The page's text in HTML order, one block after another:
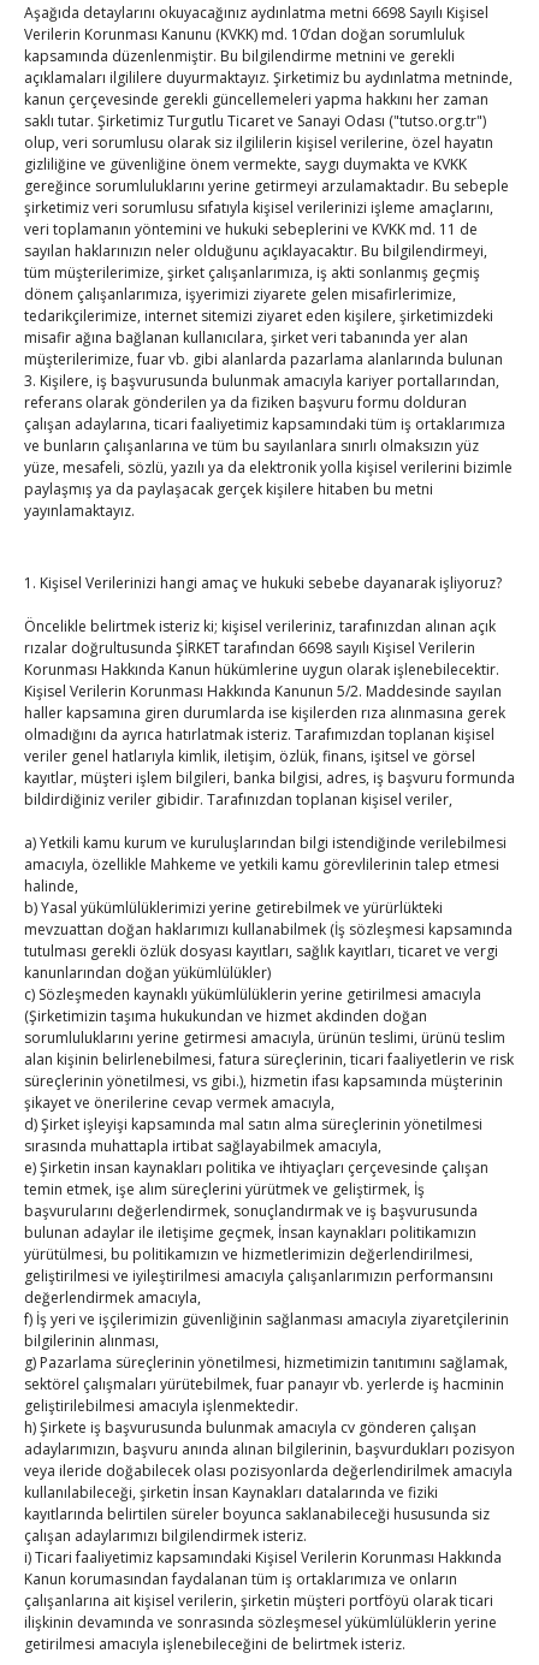
Aşağıda detaylarını okuyacağınız aydınlatma metni 6698 Sayılı Kişisel
Verilerin Korunması Kanunu (KVKK) md. 10’dan doğan sorumluluk
kapsamında düzenlenmiştir. Bu bilgilendirme metnini ve gerekli
açıklamaları ilgililere duyurmaktayız. Şirketimiz bu aydınlatma metninde,
kanun çerçevesinde gerekli güncellemeleri yapma hakkını her zaman
saklı tutar. Şirketimiz Turgutlu Ticaret ve Sanayi Odası ("tutso.org.tr")
olup, veri sorumlusu olarak siz ilgililerin kişisel verilerine, özel hayatın
gizliliğine ve güvenliğine önem vermekte, saygı duymakta ve KVKK
gereğince sorumluluklarını yerine getirmeyi arzulamaktadır. Bu sebeple
şirketimiz veri sorumlusu sıfatıyla kişisel verilerinizi işleme amaçlarını,
veri toplamanın yöntemini ve hukuki sebeplerini ve KVKK md. 11 de
sayılan haklarınızın neler olduğunu açıklayacaktır. Bu bilgilendirmeyi,
tüm müşterilerimize, şirket çalışanlarımıza, iş akti sonlanmış geçmiş
dönem çalışanlarımıza, işyerimizi ziyarete gelen misafirlerimize,
tedarikçilerimize, internet sitemizi ziyaret eden kişilere, şirketimizdeki
misafir ağına bağlanan kullanıcılara, şirket veri tabanında yer alan
müşterilerimize, fuar vb. gibi alanlarda pazarlama alanlarında bulunan
3. Kişilere, iş başvurusunda bulunmak amacıyla kariyer portallarından,
referans olarak gönderilen ya da fiziken başvuru formu dolduran
çalışan adaylarına, ticari faaliyetimiz kapsamındaki tüm iş ortaklarımıza
ve bunların çalışanlarına ve tüm bu sayılanlara sınırlı olmaksızın yüz
yüze, mesafeli, sözlü, yazılı ya da elektronik yolla kişisel verilerini bizimle
paylaşmış ya da paylaşacak gerçek kişilere hitaben bu metni
yayınlamaktayız.
1. Kişisel Verilerinizi hangi amaç ve hukuki sebebe dayanarak işliyoruz?
Öncelikle belirtmek isteriz ki; kişisel verileriniz, tarafınızdan alınan açık
rızalar doğrultusunda ŞİRKET tarafından 6698 sayılı Kişisel Verilerin
Korunması Hakkında Kanun hükümlerine uygun olarak işlenebilecektir.
Kişisel Verilerin Korunması Hakkında Kanunun 5/2. Maddesinde sayılan
haller kapsamına giren durumlarda ise kişilerden rıza alınmasına gerek
olmadığını da ayrıca hatırlatmak isteriz. Tarafımızdan toplanan kişisel
veriler genel hatlarıyla kimlik, iletişim, özlük, finans, işitsel ve görsel
kayıtlar, müşteri işlem bilgileri, banka bilgisi, adres, iş başvuru formunda
bildirdiğiniz veriler gibidir. Tarafınızdan toplanan kişisel veriler,
a) Yetkili kamu kurum ve kuruluşlarından bilgi istendiğinde verilebilmesi
amacıyla, özellikle Mahkeme ve yetkili kamu görevlilerinin talep etmesi
halinde,
b) Yasal yükümlülüklerimizi yerine getirebilmek ve yürürlükteki
mevzuattan doğan haklarımızı kullanabilmek (İş sözleşmesi kapsamında
tutulması gerekli özlük dosyası kayıtları, sağlık kayıtları, ticaret ve vergi
kanunlarından doğan yükümlülükler)
c) Sözleşmeden kaynaklı yükümlülüklerin yerine getirilmesi amacıyla
(Şirketimizin taşıma hukukundan ve hizmet akdinden doğan
sorumluluklarını yerine getirmesi amacıyla, ürünün teslimi, ürünü teslim
alan kişinin belirlenebilmesi, fatura süreçlerinin, ticari faaliyetlerin ve risk
süreçlerinin yönetilmesi, vs gibi.), hizmetin ifası kapsamında müşterinin
şikayet ve önerilerine cevap vermek amacıyla,
d) Şirket işleyişi kapsamında mal satın alma süreçlerinin yönetilmesi
sırasında muhattapla irtibat sağlayabilmek amacıyla,
e) Şirketin insan kaynakları politika ve ihtiyaçları çerçevesinde çalışan
temin etmek, işe alım süreçlerini yürütmek ve geliştirmek, İş
başvurularını değerlendirmek, sonuçlandırmak ve iş başvurusunda
bulunan adaylar ile iletişime geçmek, İnsan kaynakları politikamızın
yürütülmesi, bu politikamızın ve hizmetlerimizin değerlendirilmesi,
geliştirilmesi ve iyileştirilmesi amacıyla çalışanlarımızın performansını
değerlendirmek amacıyla,
f) İş yeri ve işçilerimizin güvenliğinin sağlanması amacıyla ziyaretçilerinin
bilgilerinin alınması,
g) Pazarlama süreçlerinin yönetilmesi, hizmetimizin tanıtımını sağlamak,
sektörel çalışmaları yürütebilmek, fuar panayır vb. yerlerde iş hacminin
geliştirilebilmesi amacıyla işlenmektedir.
h) Şirkete iş başvurusunda bulunmak amacıyla cv gönderen çalışan
adaylarımızın, başvuru anında alınan bilgilerinin, başvurdukları pozisyon
veya ileride doğabilecek olası pozisyonlarda değerlendirilmek amacıyla
kullanılabileceği, şirketin İnsan Kaynakları datalarında ve fiziki
kayıtlarında belirtilen süreler boyunca saklanabileceği hususunda siz
çalışan adaylarımızı bilgilendirmek isteriz.
i) Ticari faaliyetimiz kapsamındaki Kişisel Verilerin Korunması Hakkında
Kanun korumasından faydalanan tüm iş ortaklarımıza ve onların
çalışanlarına ait kişisel verilerin, şirketin müşteri portföyü olarak ticari
ilişkinin devamında ve sonrasında sözleşmesel yükümlülüklerin yerine
getirilmesi amacıyla işlenebileceğini de belirtmek isteriz.
Post
navigation
←Hisarcıklıoğlu Kahire’de, Filistin TSO Federasyonu
Başkanı Idris ile bir araya geldi
TOBB Yönetim Kurulu, Bursa Oda Borsa Ortak Akıl
Toplantısı’na katıldı→
TOBB Son Yazılar
Hisarcıklıoğlu’ndan ‘girişimci olun’ tavsiyesi
ByTUTSOon Ağu 8, 2026
SEDDK Başkanı Menteş’e ziyaret
By
TUTSO
ByTUTSOon Ağu 7, 2026
Kahramanmaraş Ticaret ve Sanayi Odası’nın yeni
binası hizmete açıldı
ByTUTSOon Ağu 5, 2026
Diren ailesine taziye ziyareti
ByTUTSOon Ağu 4, 2026
Ağustos 2026
P
S Ç P C C
P
1
3
4 5 6 7 8
9
10
11 12 13 14 15
16
17
18 19 20 21 22
23
24
25 26 27 28 29
30
31
« Tem
E-BÜLTEN
Kasaba Ekonomi Dergisi
TOBB HABER
TUTSO İktisadi Durum Raporu
Hisarcıklıoğlu’ndan ‘girişimci olun’ tavsiyesi
SEDDK Başkanı Menteş’e ziyaret
Hisarcıklıoğlu ICCD Genel Sekreteri Khalawi ile görüştü